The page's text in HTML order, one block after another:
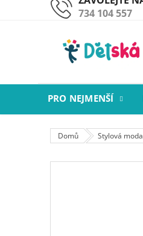
734 104 557
PRO NEJMENŠÍ
Domů Stylová moda